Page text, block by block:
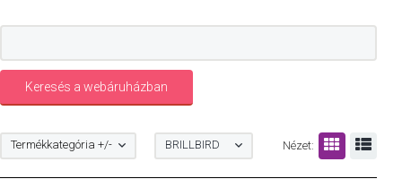
Nézet:
Termékkategória +/- BRILLBIRD